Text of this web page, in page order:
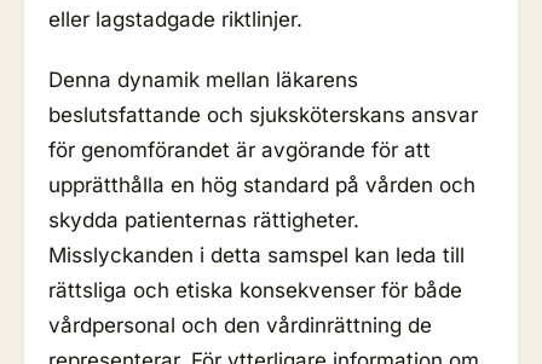
eller lagstadgade riktlinjer.
Denna dynamik mellan läkarens
beslutsfattande och sjuksköterskans ansvar
för genomförandet är avgörande för att
upprätthålla en hög standard på vården och
skydda patienternas rättigheter.
Misslyckanden i detta samspel kan leda till
rättsliga och etiska konsekvenser för både
vårdpersonal och den vårdinrättning de